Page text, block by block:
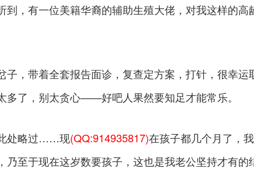
，有一位美籍华裔的辅助生殖大佬，对我这样的
，带着全套报告面诊，复查定方案，打针，很幸
多了，别太贪心——好吧人果然要知足才能常乐。
处略过……现(QQ:914935817)在孩子都几个月了，
至于现在这岁数要孩子，这也是我老公坚持才有